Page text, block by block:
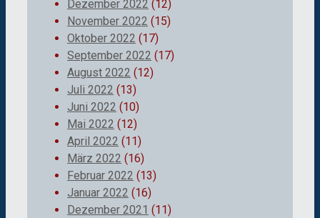
Dezember 2022 (12)
November 2022 (15)
Oktober 2022 (17)
September 2022 (17)
August 2022 (12)
Juli 2022 (13)
Juni 2022 (10)
Mai 2022 (12)
April 2022 (11)
März 2022 (16)
Februar 2022 (13)
Januar 2022 (16)
Dezember 2021 (11)